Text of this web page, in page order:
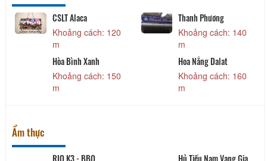
CSLT Alaca
Khoảng cách: 120
m
Thanh Phương
Khoảng cách: 140
m
Hòa Bình Xanh
Khoảng cách: 150
m
Hoa Nắng Dalat
Khoảng cách: 160
m
Ẩm thực
RIO K3 - BBQ
Hủ Tiếu Nam Vang Gia